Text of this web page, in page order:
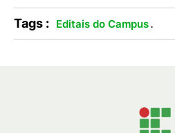
Tags : Editais do Campus.